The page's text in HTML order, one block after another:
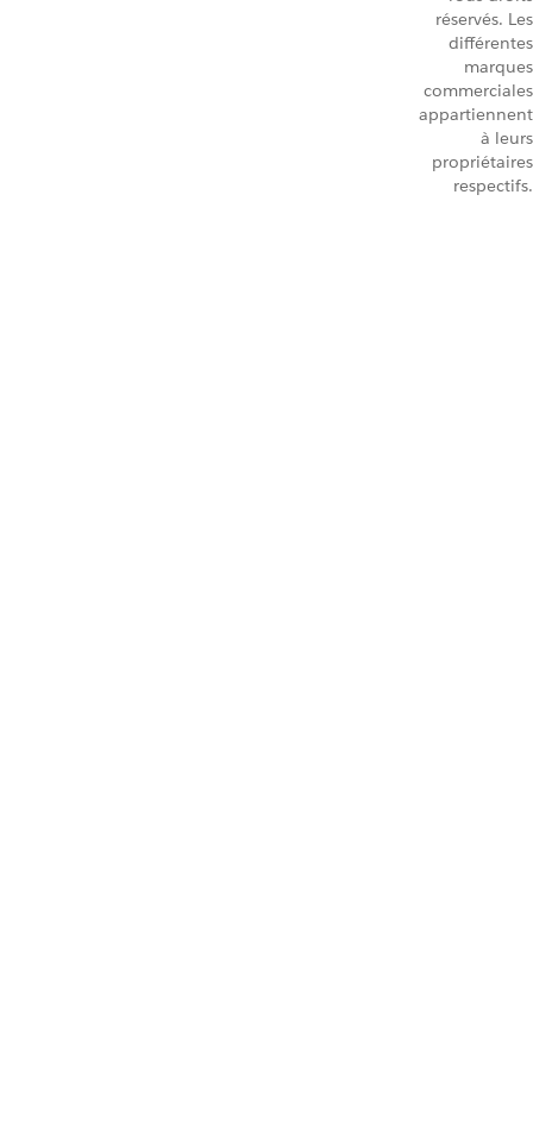
réservés. Les
différentes
marques
commerciales
appartiennent
à leurs
propriétaires
respectifs.